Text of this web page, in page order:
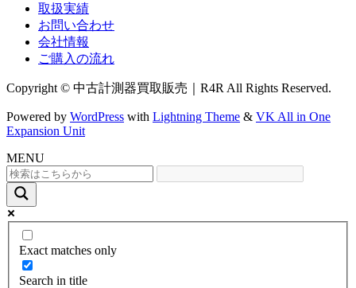
取扱実績
お問い合わせ
会社情報
ご購入の流れ
Copyright © 中古計測器買取販売｜R4R All Rights Reserved.
Powered by WordPress with Lightning Theme & VK All in One
Expansion Unit
MENU
Exact matches only
Search in title